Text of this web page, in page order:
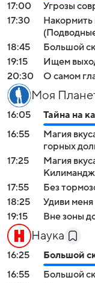
17:00
Угрозы
17:30
Накормить
18:45
Большой
19:15
Ищем
20:30
О самом
Моя
16:05
Тайна на
16:55
Магия
горных
17:25
Магия
17:55
Без
18:25
Удиви
19:15
Вне зоны
Наука
16:25
Большой
16:55
Большой